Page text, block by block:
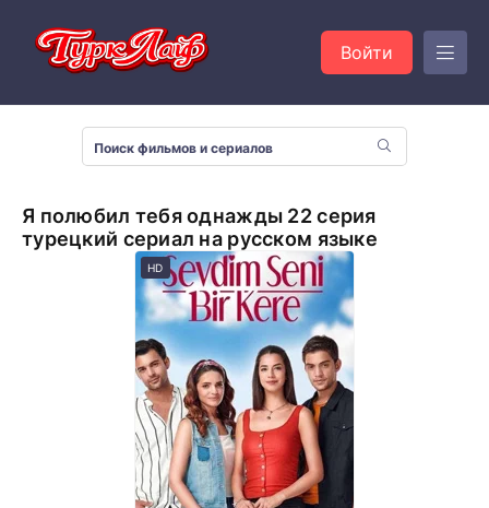
Войти
Я полюбил тебя однажды 22 серия
турецкий сериал на русском языке
HD